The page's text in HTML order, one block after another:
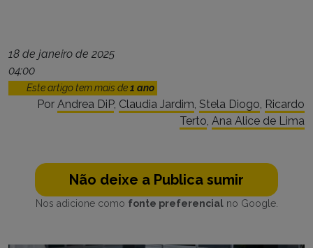
18 de janeiro de 2025
04:00
Este artigo tem mais de1 ano
Por Andrea DiP, Claudia Jardim, Stela Diogo, Ricardo
Terto, Ana Alice de Lima
Não deixe a Publica sumir
Nos adicione como fonte preferencialno Google.